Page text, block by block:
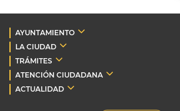
AYUNTAMIENTO
LA CIUDAD
TRÁMITES
ATENCIÓN CIUDADANA
ACTUALIDAD